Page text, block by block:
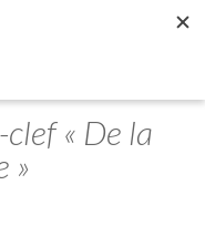
« De la
»